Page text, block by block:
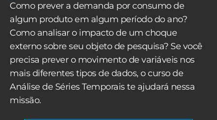
Como prever a demanda por consumo de
algum produto em algum período do ano?
Como analisar o impacto de um choque
externo sobre seu objeto de pesquisa? Se você
precisa prever o movimento de variáveis nos
mais diferentes tipos de dados, o curso de
Análise de Séries Temporais te ajudará nessa
missão.